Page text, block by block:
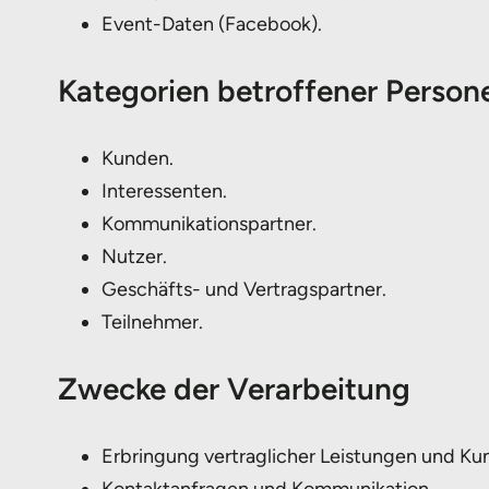
Event-Daten (Facebook).
Kategorien betroffener
Kunden.
Interessenten.
Kommunikationspartner.
Nutzer.
Geschäfts- und Vertragspartner.
Teilnehmer.
Zwecke der Verarbeitung
Erbringung vertraglicher Leistungen und